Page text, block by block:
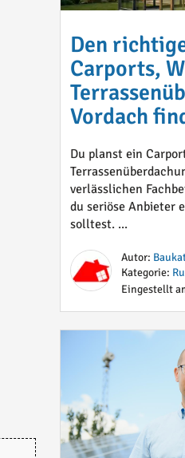
Den
Carports,
Vordach
Du planst ein
verlässlichen
du seriöse Anbieter
solltest. ...
Autor:
Kategorie:
Eingestellt